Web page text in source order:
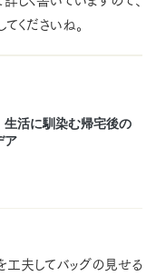
くださいね。
工夫してバッグの見せる